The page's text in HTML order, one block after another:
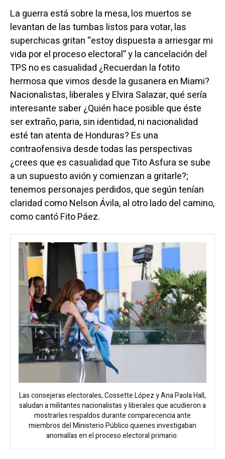
La guerra está sobre la mesa, los muertos se
levantan de las tumbas listos para votar, las
superchicas gritan “estoy dispuesta a arriesgar mi
vida por el proceso electoral” y la cancelación del
TPS no es casualidad ¿Recuerdan la fotito
hermosa que vimos desde la gusanera en Miami?
Nacionalistas, liberales y Elvira Salazar, qué sería
interesante saber ¿Quién hace posible que éste
ser extraño, paria, sin identidad, ni nacionalidad
esté tan atenta de Honduras? Es una
contraofensiva desde todas las perspectivas
¿crees que es casualidad que Tito Asfura se sube
a un supuesto avión y comienzan a gritarle?;
tenemos personajes perdidos, que según tenían
claridad como Nelson Ávila, al otro lado del camino,
como cantó Fito Páez.
Las consejeras electorales, Cossette López y Ana Paola Hall,
saludan a militantes nacionalistas y liberales que acudieron a
mostrarles respaldos durante comparecencia ante
miembros del Ministerio Público quienes investigaban
anomalías en el proceso electoral primario.